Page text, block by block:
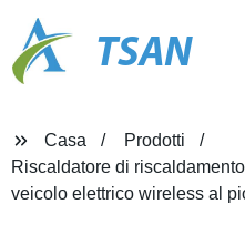
TSAN
Casa
Prodotti
Riscaldatore di
veicolo elettrico wireless al